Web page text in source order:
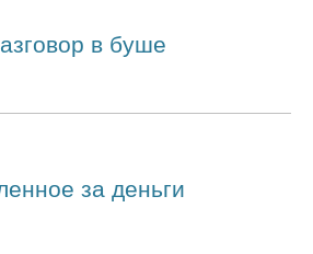
в буше
за деньги